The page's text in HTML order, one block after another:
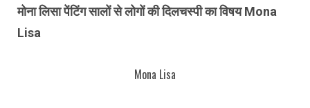
मोना लिसा पेंटिंग सालों से लोगों की दिलचस्पी का विषय Mona
Lisa
Mona Lisa